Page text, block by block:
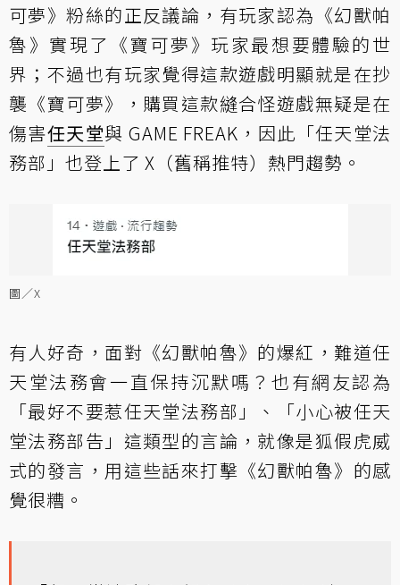
可夢》粉絲的正反議論，有玩家認為《幻獸帕
魯》實現了《寶可夢》玩家最想要體驗的世
界；不過也有玩家覺得這款遊戲明顯就是在抄
襲《寶可夢》，購買這款縫合怪遊戲無疑是在
傷害任天堂與 GAME FREAK，因此「任天堂法
務部」也登上了 X（舊稱推特）熱門趨勢。
圖／X
有人好奇，面對《幻獸帕魯》的爆紅，難道任
天堂法務會一直保持沉默嗎？也有網友認為
「最好不要惹任天堂法務部」、「小心被任天
堂法務部告」這類型的言論，就像是狐假虎威
式的發言，用這些話來打擊《幻獸帕魯》的感
覺很糟。